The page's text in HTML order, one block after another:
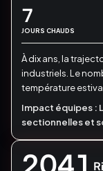
7
JOURS CHAUDS
À dix ans, la
industriels. Le
température
Impact équipes :
sectionnelles et
2041